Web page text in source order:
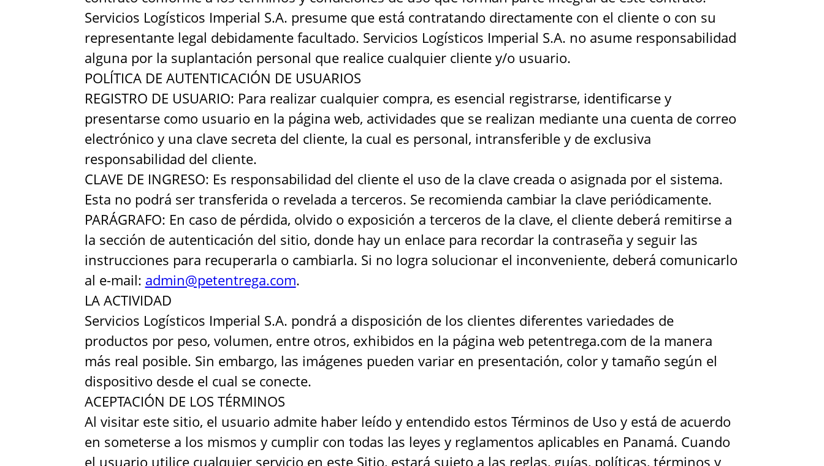
Servicios Logísticos Imperial S.A. presume que está contratando directamente con el cliente o con su
representante legal debidamente facultado. Servicios Logísticos Imperial S.A. no asume responsabilidad
alguna por la suplantación personal que realice cualquier cliente y/o usuario.
POLÍTICA DE AUTENTICACIÓN DE USUARIOS
REGISTRO DE USUARIO: Para realizar cualquier compra, es esencial registrarse, identificarse y
presentarse como usuario en la página web, actividades que se realizan mediante una cuenta de correo
electrónico y una clave secreta del cliente, la cual es personal, intransferible y de exclusiva
responsabilidad del cliente.
CLAVE DE INGRESO: Es responsabilidad del cliente el uso de la clave creada o asignada por el sistema.
Esta no podrá ser transferida o revelada a terceros. Se recomienda cambiar la clave periódicamente.
PARÁGRAFO: En caso de pérdida, olvido o exposición a terceros de la clave, el cliente deberá remitirse a
la sección de autenticación del sitio, donde hay un enlace para recordar la contraseña y seguir las
instrucciones para recuperarla o cambiarla. Si no logra solucionar el inconveniente, deberá comunicarlo
al e-mail: admin@petentrega.com.
LA ACTIVIDAD
Servicios Logísticos Imperial S.A. pondrá a disposición de los clientes diferentes variedades de
productos por peso, volumen, entre otros, exhibidos en la página web petentrega.com de la manera
más real posible. Sin embargo, las imágenes pueden variar en presentación, color y tamaño según el
dispositivo desde el cual se conecte.
ACEPTACIÓN DE LOS TÉRMINOS
Al visitar este sitio, el usuario admite haber leído y entendido estos Términos de Uso y está de acuerdo
en someterse a los mismos y cumplir con todas las leyes y reglamentos aplicables en Panamá. Cuando
el usuario utilice cualquier servicio en este Sitio, estará sujeto a las reglas, guías, políticas, términos y